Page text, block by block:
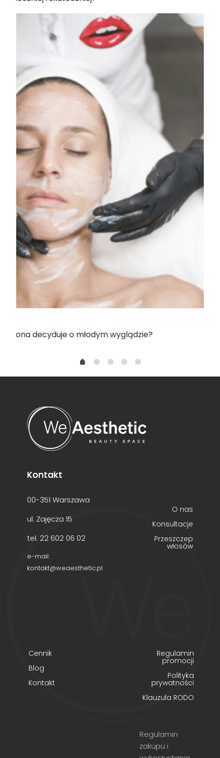
ona decyduje o młodym wyglądzie?
Kontakt
00-351 Warszawa
ul. Zajęcza 15
tel. 22 602 06 02
e-mail:
kontakt@weaesthetic.pl
O nas
Konsultacje
Przeszczep
włosów
Cennik
Blog
Kontakt
Regulamin
promocji
Polityka
prywatności
Klauzula RODO
Regulamin
zakupu i